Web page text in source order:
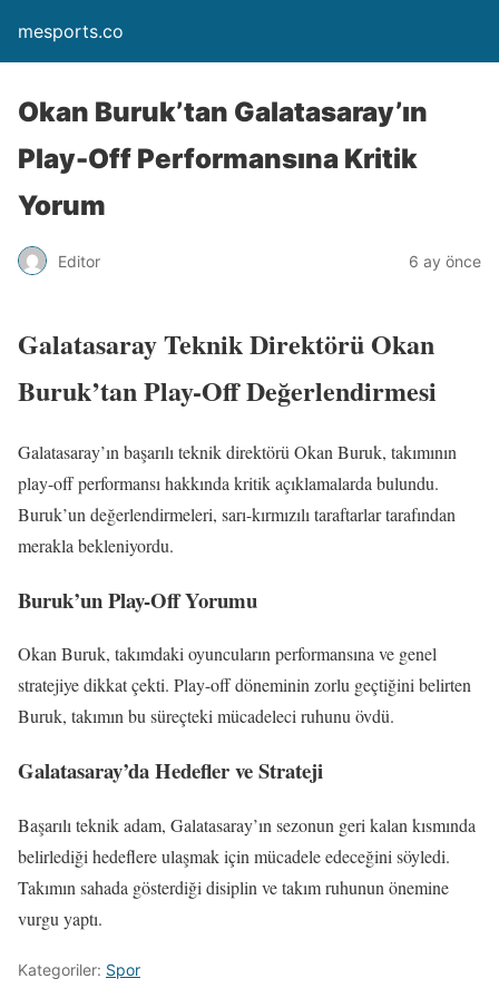
mesports.co
Okan Buruk’tan Galatasaray’ın
Play-Off Performansına Kritik
Yorum
Editor 6 ay önce
Galatasaray Teknik Direktörü Okan
Buruk’tan Play-Off Değerlendirmesi
Galatasaray’ın başarılı teknik direktörü Okan Buruk, takımının
play-off performansı hakkında kritik açıklamalarda bulundu.
Buruk’un değerlendirmeleri, sarı-kırmızılı taraftarlar tarafından
merakla bekleniyordu.
Buruk’un Play-Off Yorumu
Okan Buruk, takımdaki oyuncuların performansına ve genel
stratejiye dikkat çekti. Play-off döneminin zorlu geçtiğini belirten
Buruk, takımın bu süreçteki mücadeleci ruhunu övdü.
Galatasaray’da Hedefler ve Strateji
Başarılı teknik adam, Galatasaray’ın sezonun geri kalan kısmında
belirlediği hedeflere ulaşmak için mücadele edeceğini söyledi.
Takımın sahada gösterdiği disiplin ve takım ruhunun önemine
vurgu yaptı.
Kategoriler: Spor